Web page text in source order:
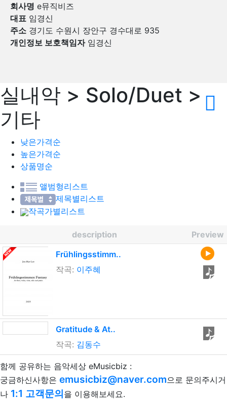
회사명 e뮤직비즈
대표 임경신
주소 경기도 수원시 장안구 경수대로 935
개인정보 보호책임자임경신
실내악 > Solo/Duet >
기타
낮은가격순
높은가격순
상품명순
앨범형리스트
제목별리스트
작곡가별리스트
description
Preview
Frühlingsstimm..
작곡: 이주혜
Gratitude & At..
작곡: 김동수
함께 공유하는 음악세상 eMusicbiz :
궁금하신사항은 emusicbiz@naver.com으로 문의주시거
나 1:1 고객문의을 이용해보세요.